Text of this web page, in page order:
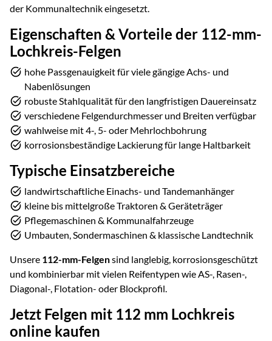
der Kommunaltechnik eingesetzt.
Eigenschaften & Vorteile der 112-mm-
Lochkreis-Felgen
hohe Passgenauigkeit für viele gängige Achs- und
Nabenlösungen
robuste Stahlqualität für den langfristigen Dauereinsatz
verschiedene Felgendurchmesser und Breiten verfügbar
wahlweise mit 4-, 5- oder Mehrlochbohrung
korrosionsbeständige Lackierung für lange Haltbarkeit
Typische Einsatzbereiche
landwirtschaftliche Einachs- und Tandemanhänger
kleine bis mittelgroße Traktoren & Geräteträger
Pflegemaschinen & Kommunalfahrzeuge
Umbauten, Sondermaschinen & klassische Landtechnik
Unsere 112-mm-Felgensind langlebig, korrosionsgeschützt
und kombinierbar mit vielen Reifentypen wie AS-, Rasen-,
Diagonal-, Flotation- oder Blockprofil.
Jetzt Felgen mit 112 mm Lochkreis
online kaufen